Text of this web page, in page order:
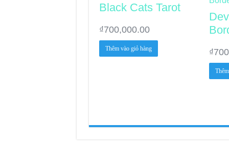
Black Cats Tarot
₫700,000.00
Thêm vào giỏ hàng ₫